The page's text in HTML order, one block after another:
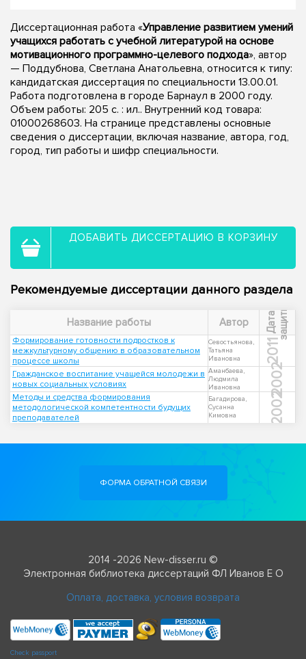
Диссертационная работа «Управление развитием умений
учащихся работать с учебной литературой на основе
мотивационного программно-целевого подхода», автор
— Поддубнова, Светлана Анатольевна, относится к типу:
кандидатская диссертация по специальности 13.00.01.
Работа подготовлена в городе Барнаул в 2000 году.
Объем работы: 205 с. : ил.. Внутренний код товара:
01000268603. На странице представлены основные
сведения о диссертации, включая название, автора, год,
город, тип работы и шифр специальности.
ДОБАВИТЬ ДИССЕРТАЦИЮ В КОРЗИНУ
Рекомендуемые диссертации данного раздела
Название работы Автор Д
а
т
а
з
а
щ
и
т ы
Формирование готовности подростков к
межкультурному общению в образовательном
процессе школы
Севостьянова,
Татьяна
Ивановна
2011
Гражданское воспитание учащейся молодежи в
новых социальных условиях
Аманбаева,
Людмила
Ивановна
2002
Методы и средства формирования
методологической компетентности будущих
преподавателей
Багадирова,
Сусанна
Кимовна
2002
ФОРМА ОБРАТНОЙ СВЯЗИ
2014 -2026 New-disser.ru ©
Электронная библиотека диссертаций ФЛ Иванов Е О
Оплата, доставка, условия возврата
Check passport